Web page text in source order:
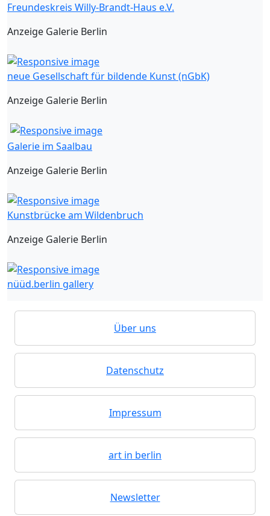
Freundeskreis Willy-Brandt-Haus e.V.
Anzeige Galerie Berlin
neue Gesellschaft für bildende Kunst (nGbK)
Anzeige Galerie Berlin
Galerie im Saalbau
Anzeige Galerie Berlin
Kunstbrücke am Wildenbruch
Anzeige Galerie Berlin
nüüd.berlin gallery
Über uns
Datenschutz
Impressum
art in berlin
Newsletter